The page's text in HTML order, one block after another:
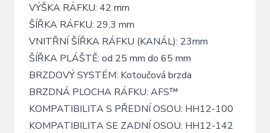
VÝŠKA RÁFKU: 42 mm
ŠÍŘKA RÁFKU: 29,3 mm
VNITŘNÍ ŠÍŘKA RÁFKU (KANÁL): 23mm
ŠÍŘKA PLÁŠTĚ: od 25 mm do 65 mm
BRZDOVÝ SYSTÉM: Kotoučová brzda
BRZDNÁ PLOCHA RÁFKU: AFS™
KOMPATIBILITA S PŘEDNÍ OSOU: HH12-100
KOMPATIBILITA SE ZADNÍ OSOU: HH12-142